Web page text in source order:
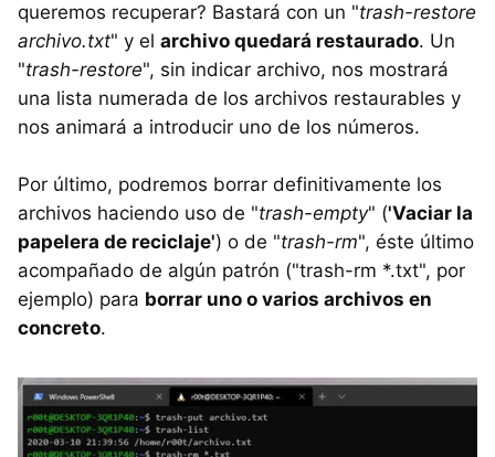
queremos recuperar? Bastará con un "trash-restore
archivo.txt" y el archivo quedará restaurado. Un
"trash-restore", sin indicar archivo, nos mostrará
una lista numerada de los archivos restaurables y
nos animará a introducir uno de los números.
Por último, podremos borrar definitivamente los
archivos haciendo uso de "trash-empty" ('Vaciar la
papelera de reciclaje') o de "trash-rm", éste último
acompañado de algún patrón ("trash-rm *.txt", por
ejemplo) para borrar uno o varios archivos en
concreto.